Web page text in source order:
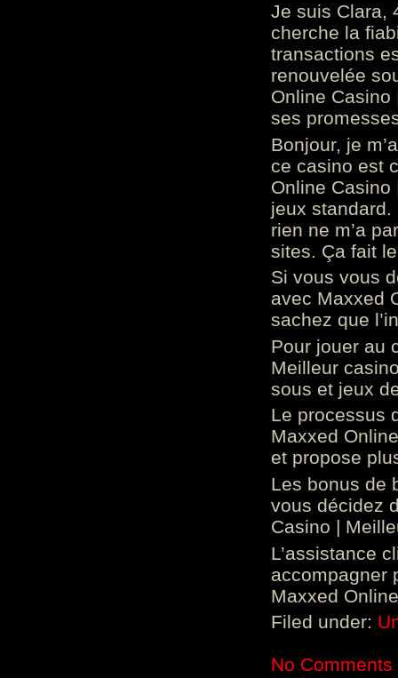
Je suis Clara,
cherche la
transactions
renouvelée
Online
ses
Bonjour, je
ce casino est
Online
jeux standard.
rien ne m’a
sites. Ça fait
Si vous vous
avec Maxxed
sachez que
Pour jouer au
Meilleur
sous et jeux
Le processus
Maxxed
et propose
Les bonus de
vous décidez
Casino |
L’assistance
accompagner
Maxxed
Filed under:
No Comments